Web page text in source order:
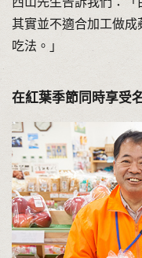
其實並不適合加工做
吃法。」
在紅葉季節同時享受